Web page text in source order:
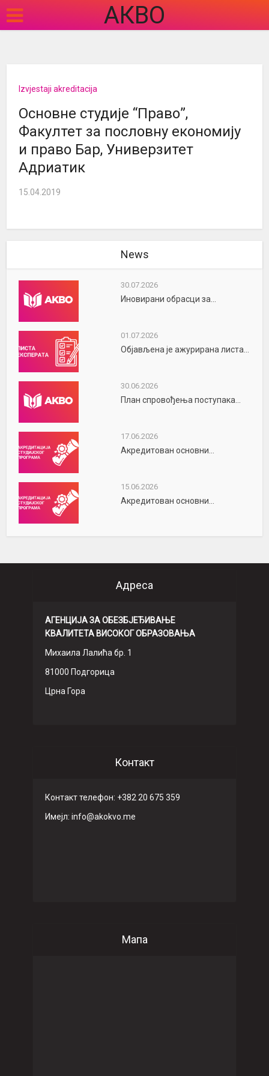
АКВО
Izvjestaji akreditacija
Основне студије “Право”,
Факултет за пословну економију
и право Бар, Универзитет
Адриатик
15.04.2019
News
30.07.2026
Иновирани обрасци за...
01.07.2026
Објављена је ажурирана листа...
30.06.2026
План спровођења поступака...
17.06.2026
Акредитован основни...
15.06.2026
Акредитован основни...
Адреса
АГЕНЦИЈА ЗА ОБЕЗБЈЕЂИВАЊЕ
КВАЛИТЕТА ВИСОКОГ ОБРАЗОВАЊА
Михаила Лалића бр. 1
81000 Подгорица
Црна Гора
Контакт
Контакт телефон: +382 20 675 359
Имeјл: info@akokvo.me
Мапа